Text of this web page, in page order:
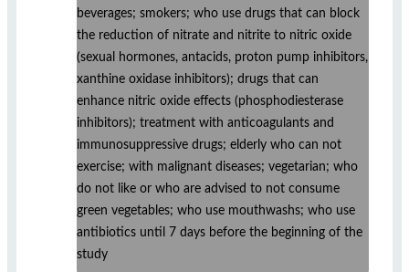
beverages; smokers; who use drugs that can block
the reduction of nitrate and nitrite to nitric oxide
(sexual hormones, antacids, proton pump inhibitors,
xanthine oxidase inhibitors); drugs that can
enhance nitric oxide effects (phosphodiesterase
inhibitors); treatment with anticoagulants and
immunosuppressive drugs; elderly who can not
exercise; with malignant diseases; vegetarian; who
do not like or who are advised to not consume
green vegetables; who use mouthwashs; who use
antibiotics until 7 days before the beginning of the
study